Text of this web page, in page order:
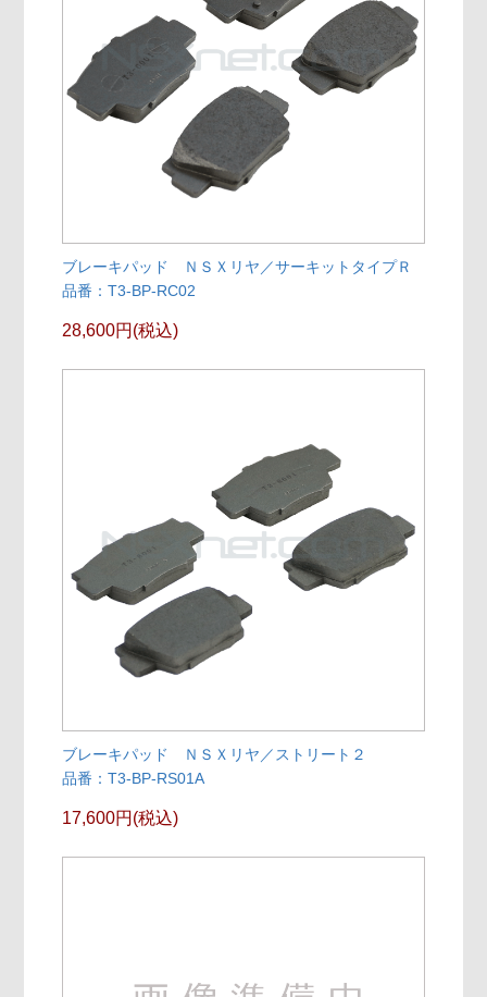
ブレーキパッド ＮＳＸリヤ／サーキットタイプＲ
品番：T3-BP-RC02
28,600円(税込)
ブレーキパッド ＮＳＸリヤ／ストリート２
品番：T3-BP-RS01A
17,600円(税込)